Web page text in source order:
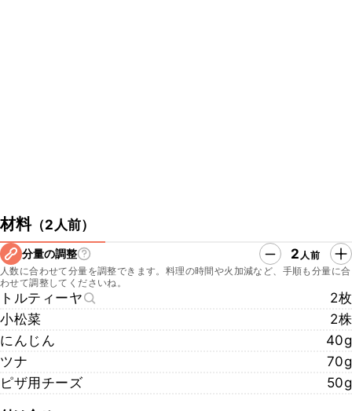
材料（2人前）
分量の調整 2 人前
人数に合わせて分量を調整できます。料理の時間や火加減など、手順も分量に合
わせて調整してくださいね。
トルティーヤ
2枚
小松菜
2株
にんじん
40g
ツナ
70g
ピザ用チーズ
50g